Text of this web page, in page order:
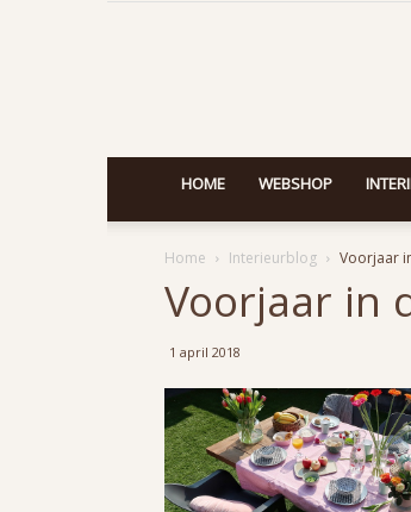
HOME WEBSHOP
Home Interieurblog Voorjaar
Voorjaar in
1 april 2018